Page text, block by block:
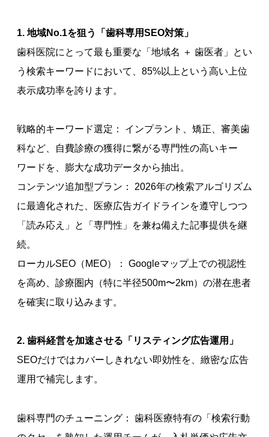
1. 地域No.1を狙う「歯科専用SEO対策」
歯科医院にとって最も重要な「地域名 ＋ 歯医者」とい
う検索キーワードにおいて、85%以上という高い上位
表示成功率を誇ります。
戦略的キーワード選定： インプラント、矯正、審美歯
科など、自費診療の獲得に繋がる専門性の高いキー
ワードを、膨大な成功データから抽出。
コンテンツ追加型プラン： 2026年の検索アルゴリズム
に最適化された、医療広告ガイドラインを遵守しつつ
「読み応え」と「専門性」を兼ね備えた記事提供を継
続。
ローカルSEO（MEO）： Googleマップ上での視認性
を高め、診療圏内（特に半径500m〜2km）の潜在患者
を確実に取り込みます。
2. 歯科経営を加速させる「リスティング広告運用」
SEOだけではカバーしきれない即効性を、緻密な広告
運用で補完します。
歯科専門のチューニング： 歯科医療特有の「検索行動